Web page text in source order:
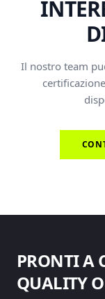
Il nostro team
PRONTI A
QUALITY